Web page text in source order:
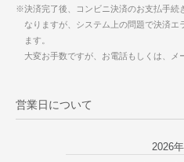
※決済完了後、コンビニ決済のお支払手続
なりますが、システム上の問題で決済エ
ます。
大変お手数ですが、お電話もしくは、メ
営業日について
2026